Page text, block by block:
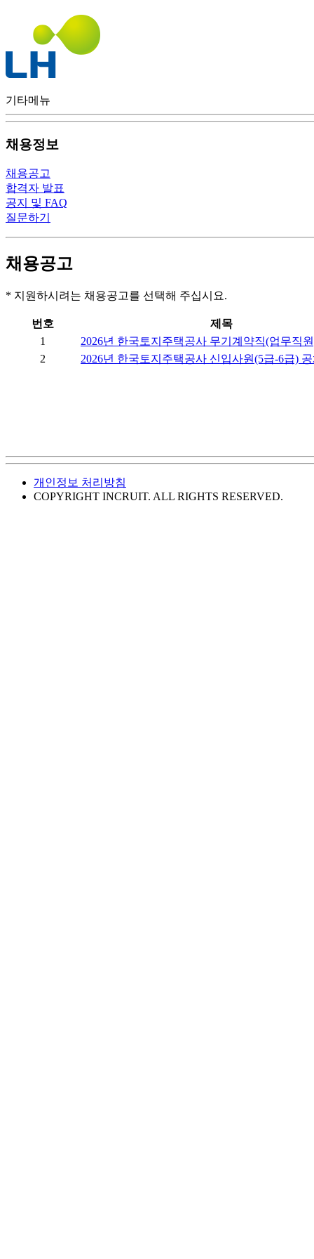
기타메뉴
채용정보
채용공고
합격자 발표
공지 및 FAQ
질문하기
채용공고
* 지원하시려는 채용공고를 선택해 주십시요.
번호
제목
1
2026년 한국토지주택공사 무기계약직(업무직
2
2026년 한국토지주택공사 신입사원(5급-6급)
개인정보 처리방침
COPYRIGHT INCRUIT. ALL RIGHTS RESERVED.